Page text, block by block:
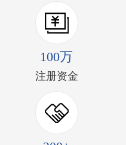
100万
注册资金